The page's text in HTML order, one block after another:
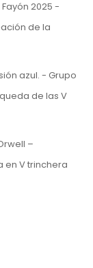
2025 -
de la
azul. - Grupo
de las V
–
en V trinchera